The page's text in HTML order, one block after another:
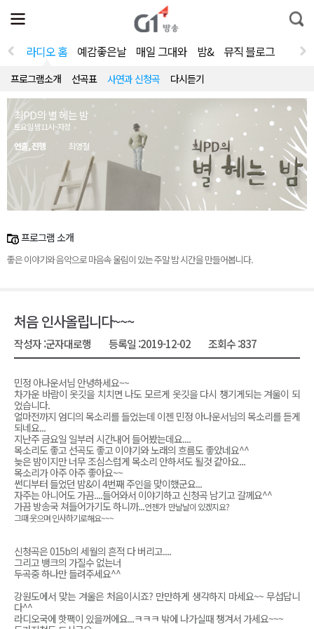
전
체
뉴
열
통
합
라디오 홈 예감좋은날 매일 그대와 밤& 뮤직 블로그
프로그램소개 선곡표 사연과 신청곡 다시듣기
최PD의 별 헤는 밤
토요일 밤11시~자정
연출, 진행 최영철
프로그램 소개
좋은 이야기와 음악으로 마음속 울림이 있는 주말 밤 시간을 만들어봅니다.
처음 인사올립니다~~~
작성자 :군자대로행 등록일 :2019-12-02 조회수 :837
민정 아나운서님 안녕하세요~~
차가운 바람이 옷깃을 치치면 나도 모르게 옷깃을 다시 챙기게되는 겨울이 되
었습니다.
얼마전까지 엄디의 목소리를 들었는데 이젠 민정 아나운서님의 목소리를 듣게
되네요...
지난주 금요일 일부러 시간내어 들어봤는데요....
목소리도 좋고 선곡도 좋고 이야기와 노래의 흐름도 좋았네요^^
늦은 밤이지만 너무 조심스럽게 목소리 안하셔도 될것 같아요...
목소리가 아주 아주 좋아요~~
썬디부터 들었던 밤&이 4번째 주인을 맞이했군요...
자주는 아니어도 가끔....들어와서 이야기하고 신청곡 남기고 갈께요^^
가끔 방송국 쳐들어가기도 하니까...언젠가 만날날이 있겠지요?
그때 웃으며 인사하기로해요~~~
신청곡은 015b의 세월의 흔적 다 버리고....
그리고 뱅크의 가질수 없는너
두곡중 하나만 들려주세요^^
강원도에서 맞는 겨울은 처음이시죠? 만만하게 생각하지 마세요~~ 무섭답니
다^^
라디오국에 핫팩이 있을꺼에요...ㅋㅋㅋ 밖에 나가실때 챙겨서 가세요~~~